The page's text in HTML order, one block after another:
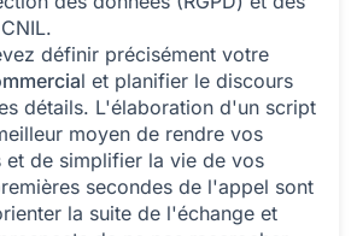
définir précisément votre
l et planifier le discours
détails. L'élaboration d'un script
moyen de rendre vos
et de simplifier la vie de vos
secondes de l'appel sont
la suite de l'échange et